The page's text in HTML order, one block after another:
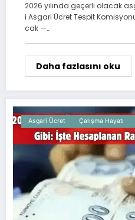
2026 yılında geçerli olacak
i Asgari Ücret Tespit
cak —…
Daha fazlasını oku
Asgari Ücret Çalışma Hayatı